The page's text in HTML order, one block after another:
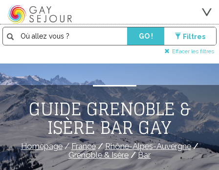
GO ! Filtres
Effacer les filtres
GUIDE GRENOBLE &
ISÈRE BAR GAY
Homepage/France/Rhône-Alpes-Auvergne/
Grenoble & Isère /Bar